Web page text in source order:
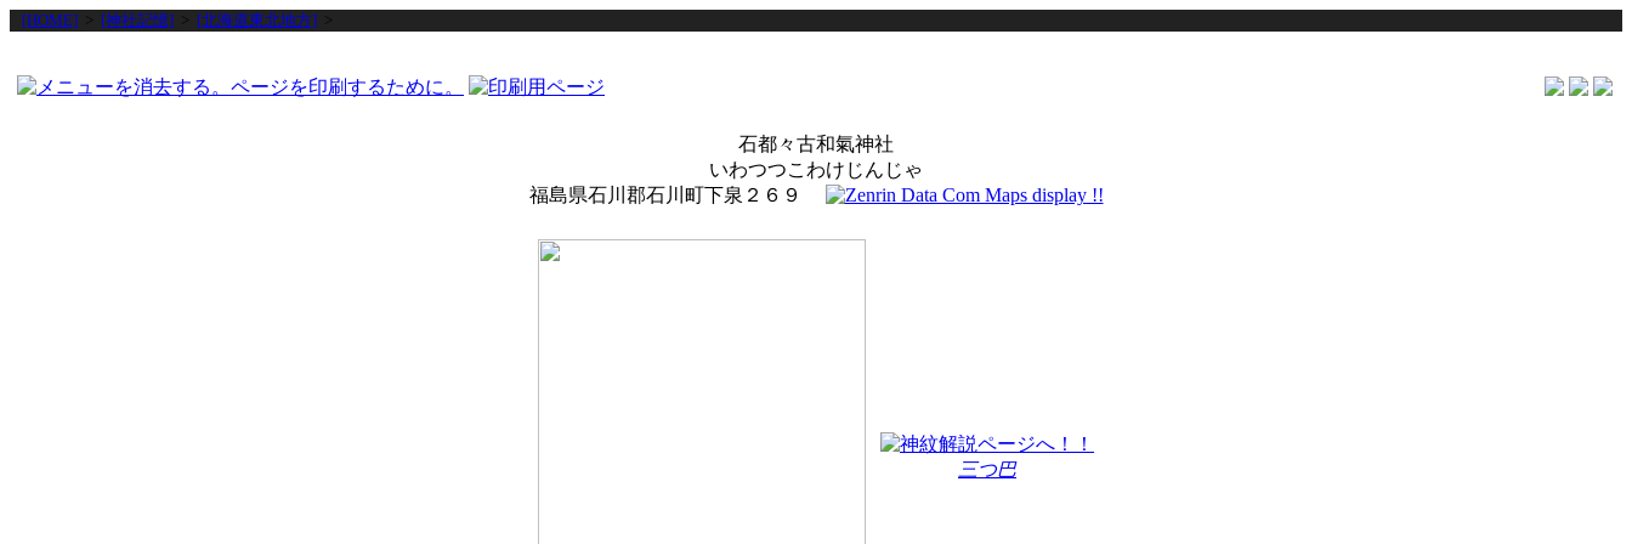
[HOME] [神社記憶] [北海道東北地方]
石都々古和氣神社
いわつつこわけじんじゃ
福島県石川郡石川町下泉２６９
三つ巴